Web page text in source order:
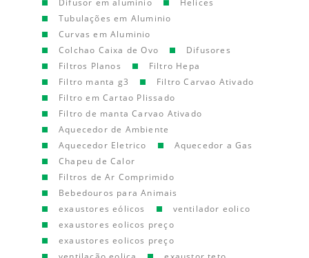
Difusor em aluminio
Helices
Tubulações em Aluminio
Curvas em Aluminio
Colchao Caixa de Ovo
Difusores
Filtros Planos
Filtro Hepa
Filtro manta g3
Filtro Carvao Ativado
Filtro em Cartao Plissado
Filtro de manta Carvao Ativado
Aquecedor de Ambiente
Aquecedor Eletrico
Aquecedor a Gas
Chapeu de Calor
Filtros de Ar Comprimido
Bebedouros para Animais
exaustores eólicos
ventilador eolico
exaustores eolicos preço
exaustores eolicos preço